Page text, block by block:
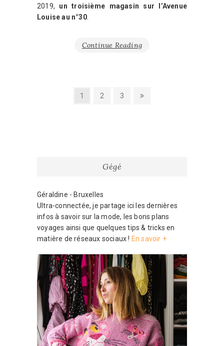
2019, un troisième magasin sur l’Avenue
Louise au n°30.
Continue Reading
Pagination
Page
1 Page
2 Page
3
Next
Gégé
Géraldine - Bruxelles
Ultra-connectée, je partage ici les dernières
infos à savoir sur la mode, les bons plans
voyages ainsi que quelques tips & tricks en
matière de réseaux sociaux ! En savoir +